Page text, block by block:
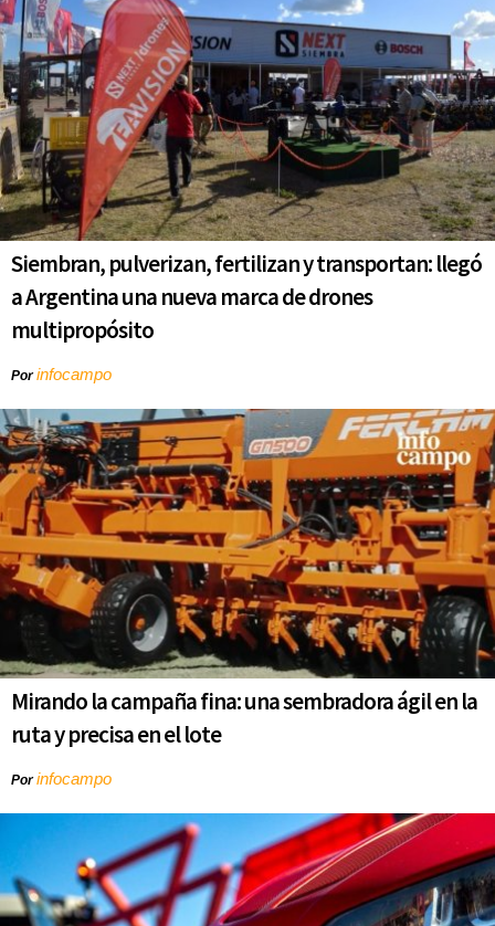
Siembran, pulverizan, fertilizan y transportan: llegó
a Argentina una nueva marca de drones
multipropósito
Porinfocampo
Mirando la campaña fina: una sembradora ágil en la
ruta y precisa en el lote
Porinfocampo